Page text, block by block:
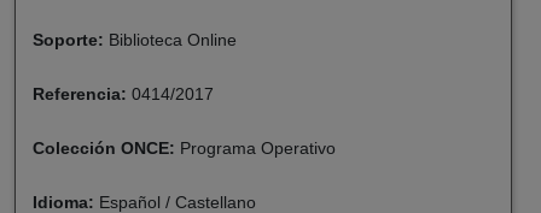
Soporte: Biblioteca Online
Referencia: 0414/2017
Colección ONCE: Programa Operativo
Idioma: Español / Castellano